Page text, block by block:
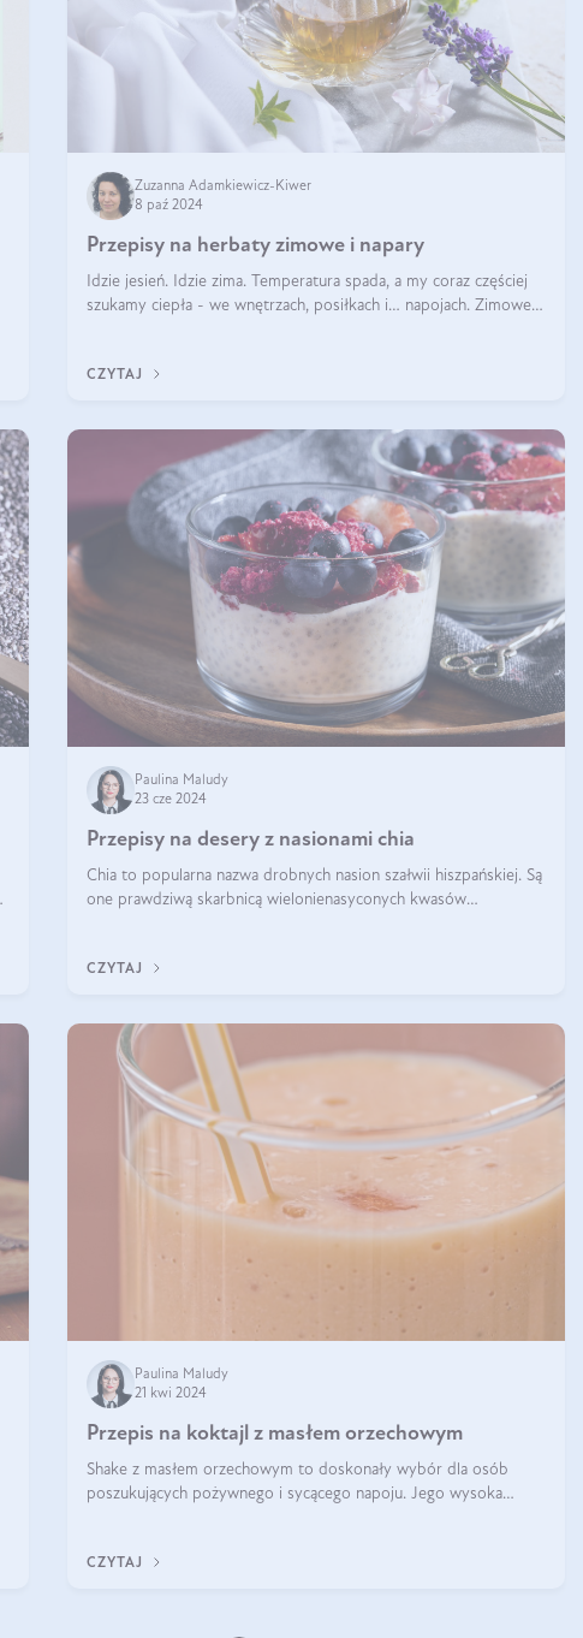
Zuzanna Adamkiewicz-Kiwer
8 paź 2024
Przepisy na herbaty zimowe i napary
Idzie jesień. Idzie zima. Temperatura spada, a my coraz częściej
szukamy ciepła - we wnętrzach, posiłkach i… napojach. Zimowe
CZYTAJ
Paulina Maludy
23 cze 2024
Przepisy na desery z nasionami chia
Chia to popularna nazwa drobnych nasion szałwii hiszpańskiej. Są
one prawdziwą skarbnicą wielonienasyconych kwasów
CZYTAJ
Paulina Maludy
21 kwi 2024
Przepis na koktajl z masłem orzechowym
Shake z masłem orzechowym to doskonały wybór dla osób
poszukujących pożywnego i sycącego napoju. Jego wysoka
CZYTAJ